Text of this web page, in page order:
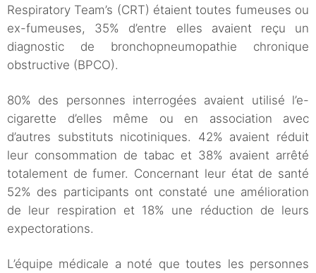
Respiratory Team’s (CRT) étaient toutes fumeuses ou
ex-fumeuses, 35% d’entre elles avaient reçu un
diagnostic de bronchopneumopathie chronique
obstructive (BPCO).
80% des personnes interrogées avaient utilisé l’e-
cigarette d’elles même ou en association avec
d’autres substituts nicotiniques. 42% avaient réduit
leur consommation de tabac et 38% avaient arrêté
totalement de fumer. Concernant leur état de santé
52% des participants ont constaté une amélioration
de leur respiration et 18% une réduction de leurs
expectorations.
L’équipe médicale a noté que toutes les personnes